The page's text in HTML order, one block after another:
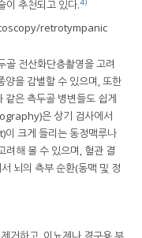
이 추천되고 있다.4)
retrotympanic
골 전산화단층촬영을 고려
을 감별할 수 있으며, 또한
같은 측두골 병변들도 쉽게
은 상기 검사에서
크게 들리는 동정맥루나
려해 볼 수 있으며, 혈관 결
뇌의 측부 순환(동맥 및 정